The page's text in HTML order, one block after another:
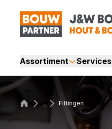
Assortiment Services
... Fittingen